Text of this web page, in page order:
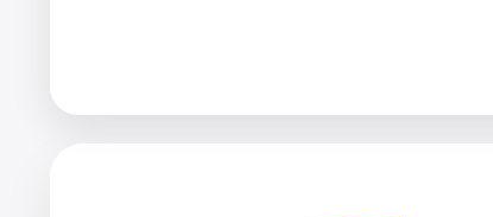
Города